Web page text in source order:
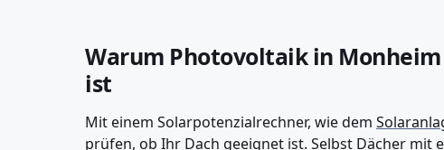
Warum Photovoltaik in
ist
Mit einem Solarpotenzialrechner, wie dem
prüfen, ob Ihr Dach geeignet ist. Selbst Dächer mit